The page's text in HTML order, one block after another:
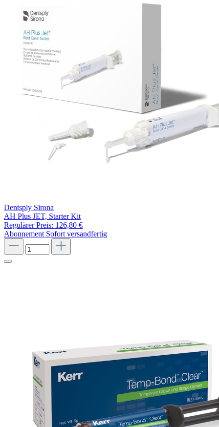
Dentsply Sirona
AH Plus JET, Starter Kit
Regulärer Preis: 126,80 €
Abonnement Sofort versandfertig